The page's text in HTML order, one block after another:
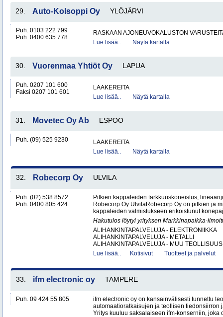
29. Auto-Kolsoppi Oy YLÖJÄRVI
Puh. 0103 222 799
Puh. 0400 635 778
RASKAAN AJONEUVOKALUSTON
Lue lisää..
Näytä kartalla
30. Vuorenmaa Yhtiöt Oy LAPUA
Puh. 0207 101 600
Faksi 0207 101 601
LAAKEREITA
Lue lisää..
Näytä kartalla
31. Movetec Oy Ab ESPOO
Puh. (09) 525 9230
LAAKEREITA
Lue lisää..
Näytä kartalla
32. Robecorp Oy ULVILA
Puh. (02) 538 8572
Puh. 0400 805 424
Pitkien kappaleiden tarkkuuskoneistus,
Robecorp Oy UlvilaRobecorp Oy on pitkien ja
kappaleiden valmistukseen erikoistunut
Hakutulos löytyi yrityksen Markkinapaikka-
ALIHANKINTAPALVELUJA - ELEKTRONIIKKA
ALIHANKINTAPALVELUJA - METALLI
ALIHANKINTAPALVELUJA - MUU
Lue lisää..
Kotisivut Tuotteet ja palvelut
33. ifm electronic oy TAMPERE
Puh. 09 424 55 805
ifm electronic oy on kansainvälisesti tunnettu
automaatioratkaisujen ja teollisen tiedonsiirron
Yritys kuuluu saksalaiseen ifm-konserniin, joka